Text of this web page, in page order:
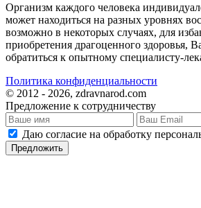
Организм каждого человека
может находиться на разных уровнях
возможно в некоторых случаях, для
приобретения драгоценного здоровья,
обратиться к опытному специалисту-
Политика конфиденциальности
© 2012 - 2026, zdravnarod.com
Предложение к сотрудничеству
Даю согласие на обработку